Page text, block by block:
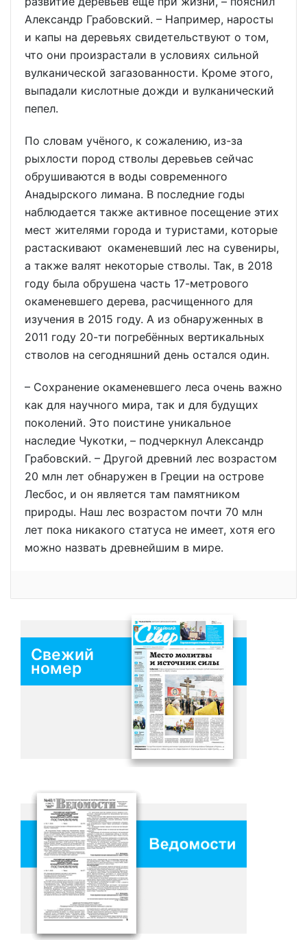
Александр Грабовский. – Например, наросты
и капы на деревьях свидетельствуют о том,
что они произрастали в условиях сильной
вулканической загазованности. Кроме этого,
выпадали кислотные дожди и вулканический
пепел.
По словам учёного, к сожалению, из-за
рыхлости пород стволы деревьев сейчас
обрушиваются в воды современного
Анадырского лимана. В последние годы
наблюдается также активное посещение этих
мест жителями города и туристами, которые
растаскивают окаменевший лес на сувениры,
а также валят некоторые стволы. Так, в 2018
году была обрушена часть 17-метрового
окаменевшего дерева, расчищенного для
изучения в 2015 году. А из обнаруженных в
2011 году 20-ти погребённых вертикальных
стволов на сегодняшний день остался один.
– Сохранение окаменевшего леса очень важно
как для научного мира, так и для будущих
поколений. Это поистине уникальное
наследие Чукотки, – подчеркнул Александр
Грабовский. – Другой древний лес возрастом
20 млн лет обнаружен в Греции на острове
Лесбос, и он является там памятником
природы. Наш лес возрастом почти 70 млн
лет пока никакого статуса не имеет, хотя его
можно назвать древнейшим в мире.
Свежий
номер